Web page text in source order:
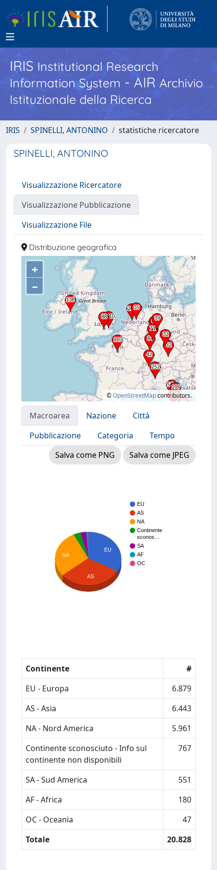
IRISInstitutional Research
Information System - AIR Archivio
Istituzionale della Ricerca
IRIS SPINELLI, ANTONINO statistiche ricercatore
SPINELLI, ANTONINO
Visualizzazione Ricercatore
Visualizzazione Pubblicazione
Visualizzazione File
Distribuzione geografica
+
–
©OpenStreetMapcontributors.
Macroarea Nazione
Città
Pubblicazione
Categoria
Tempo
Salva come PNG
Salva come JPEG
EU
AS
NA
Continente
sconos…
SA
AF
OC
EU
NA
AS
Continente
#
EU - Europa
6.879
AS - Asia
6.443
NA - Nord America
5.961
Continente sconosciuto - Info sul
continente non disponibili
767
SA - Sud America
551
AF - Africa
180
OC - Oceania
47
Totale
20.828